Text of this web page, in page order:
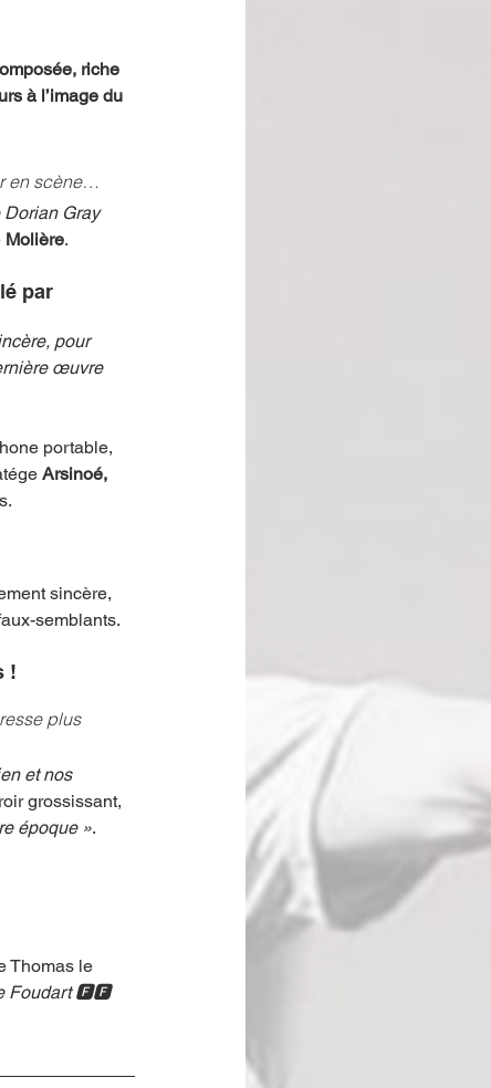
riche
à l’image du
en scène…
Dorian Gray
Molière.
par
pour
œuvre
portable,
Arsinoé,
sincère,
semblants.
!
plus
et nos
grossissant,
époque ».
Thomas le
Foudart 🅵🅵